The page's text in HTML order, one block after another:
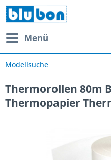
Menü
Modellsuche
Thermorollen 80m
Thermopapier